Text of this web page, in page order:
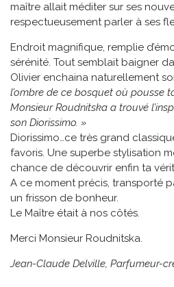
maître allait méditer sur ses
respectueusement parler à ses
Endroit magnifique, remplie
sérénité. Tout semblait baigner
Olivier enchaina naturellement
l’ombre de ce bosquet où pousse
Monsieur Roudnitska a trouvé
son Diorissimo. »
Diorissimo…ce très grand
favoris. Une superbe stylisation
chance de découvrir enfin ta
A ce moment précis, transporté
un frisson de bonheur.
Le Maître était à nos côtés.
Merci Monsieur Roudnitska.
Jean-Claude Delville, Parfumeur-